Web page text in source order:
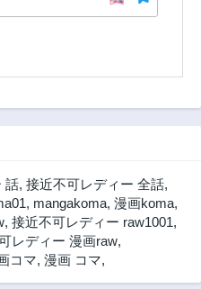
82話
80話
3年前
78話
3年前
76話
話, 接近不可レディー 全話,
, mangakoma, 漫画koma,
, 接近不可レディー raw1001,
レディー 漫画raw,
コマ, 漫画 コマ,